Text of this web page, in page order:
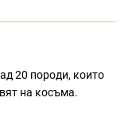
20 породи, които
на косъма.